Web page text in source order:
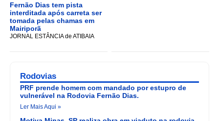
Fernão Dias tem pista
interditada após carreta ser
tomada pelas chamas em
Mairiporã
JORNAL ESTÂNCIA de ATIBAIA
Rodovias
PRF prende homem com mandado por estupro de
vulnerável na Rodovia Fernão Dias.
Ler Mais Aqui »